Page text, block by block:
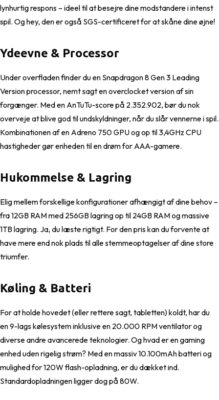
lynhurtig respons – ideel til at besejre dine modstandere i intenst
spil. Og hey, den er også SGS-certificeret for at skåne dine øjne!
Ydeevne & Processor
Under overfladen finder du en Snapdragon 8 Gen 3 Leading
Version processor, nemt sagt en overclocket version af sin
forgænger. Med en AnTuTu-score på 2.352.902, bør du nok
overveje at blive god til undskyldninger, når du slår vennerne i spil.
Kombinationen af en Adreno 750 GPU og op til 3,4GHz CPU
hastigheder gør enheden til en drøm for AAA-gamere.
Hukommelse & Lagring
Elig mellem forskellige konfigurationer afhængigt af dine behov –
fra 12GB RAM med 256GB lagring op til 24GB RAM og massive
1TB lagring. Ja, du læste rigtigt. For den pris kan du forvente at
have mere end nok plads til alle stemmeoptagelser af dine store
triumfer.
Køling & Batteri
For at holde hovedet (eller rettere sagt, tabletten) koldt, har du
en 9-lags kølesystem inklusive en 20.000 RPM ventilator og
diverse andre avancerede teknologier. Og hvad er en gaming
enhed uden rigelig strøm? Med en massiv 10.100mAh batteri og
mulighed for 120W flash-opladning, er du dækket ind.
Standardopladningen ligger dog på 80W.